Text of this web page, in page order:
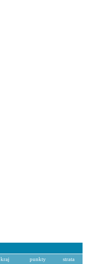
kraj punkty strata